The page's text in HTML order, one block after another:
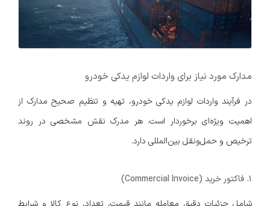
مدارک مورد نیاز برای واردات لوازم یدکی خودرو
در فرآیند واردات لوازم یدکی خودرو، تهیه و تنظیم صحیح مدارک از
اهمیت ویژه‌ای برخوردار است. هر مدرک نقش مشخصی در روند
ترخیص و حمل‌ونقل بین‌المللی دارد.
1. فاکتور خرید (Commercial Invoice)